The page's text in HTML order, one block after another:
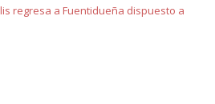
regresa a Fuentidueña dispuesto a